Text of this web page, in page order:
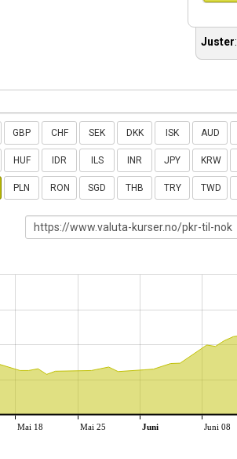
Juster:
GBP CHF SEK DKK ISK AUD
HUF IDR ILS INR JPY KRW
PLN RON SGD THB TRY TWD
Mai 18 Mai 25 Juni Juni 08